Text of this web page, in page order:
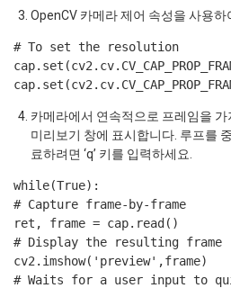
OpenCV 카메라 제어 속성을 사용하
# To set the resolution
카메라에서 연속적으로 프레임을
미리보기 창에 표시합니다. 루프를
료하려면 ‘q’ 키를 입력하세요.
while(True):
# Capture frame-by-frame
ret, frame = cap.read()
# Display the resulting frame
cv2.imshow('preview',frame)
# Waits for a user input to